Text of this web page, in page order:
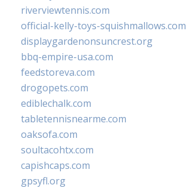
riverviewtennis.com
official-kelly-toys-squishmallows.com
displaygardenonsuncrest.org
bbq-empire-usa.com
feedstoreva.com
drogopets.com
ediblechalk.com
tabletennisnearme.com
oaksofa.com
soultacohtx.com
capishcaps.com
gpsyfl.org